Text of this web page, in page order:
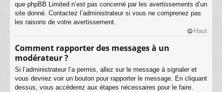
que phpBB Limited n’est pas concerné par les avertissements d’un
site donné. Contactez l’administrateur si vous ne comprenez pas
les raisons de votre avertissement.
Haut
Comment rapporter des messages à un
modérateur ?
Si l’administrateur l’a permis, allez sur le message à signaler et
vous devriez voir un bouton pour rapporter le message. En cliquant
dessus, vous accéderez aux étapes nécessaires pour le faire.